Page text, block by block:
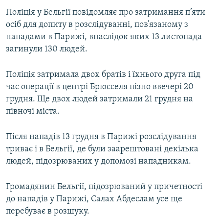
Усі сайти RFE/RL
Поліція у Бельгії повідомляє про затримання п’яти
осіб для допиту в розслідуванні, пов’язаному з
нападами в Парижі, внаслідок яких 13 листопада
загинули 130 людей.
Поліція затримала двох братів і їхнього друга під
час операції в центрі Брюсселя пізно ввечері 20
грудня. Ще двох людей затримали 21 грудня на
півночі міста.
Після нападів 13 грудня в Парижі розслідування
триває і в Бельгії, де були заарештовані декілька
людей, підозрюваних у допомозі нападникам.
Громадянин Бельгії, підозрюваний у причетності
до нападів у Парижі, Салах Абдеслам усе ще
перебуває в розшуку.